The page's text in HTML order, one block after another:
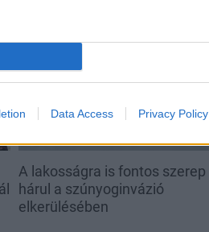
Data Access Privacy Policy
A lakosságra is fontos szerep
hárul a szúnyoginvázió
elkerülésében